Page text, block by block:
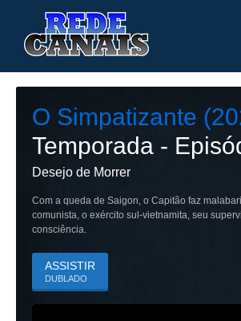
O Simpatizante
Temporada -
Desejo de Morrer
Com a queda de Saigon, o Capitão faz
comunista, o exército sul-vietnamita, seu
consciência.
ASSISTIR
DUBLADO